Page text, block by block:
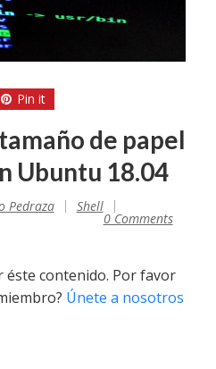
Pin it
de papel
Ubuntu 18.04
Pedraza Shell
0 Comments
éste contenido. Por favor
Únete a nosotros